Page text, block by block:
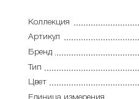
Коллекция
Артикул
Бренд
Тип
Цвет